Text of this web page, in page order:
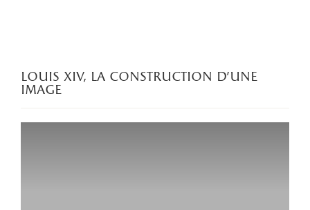
louis xiv, la construction d'une
image